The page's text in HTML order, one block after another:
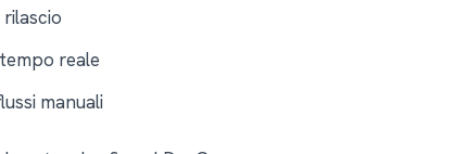
reale
manuali